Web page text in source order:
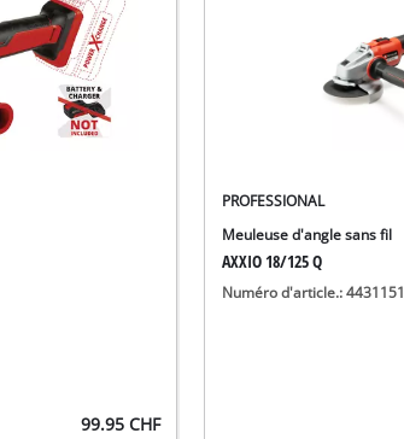
99.95 CHF
PROFESSIONAL
Meuleuse d'angle sans fil
AXXIO 18/125 Q
Numéro d'article.: 4431151